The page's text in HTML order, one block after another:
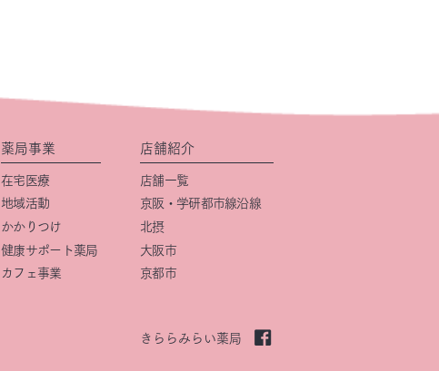
薬局事業
在宅医療
地域活動
かかりつけ
健康サポート薬局
カフェ事業
店舗紹介
店舗一覧
京阪・学研都市線沿線
北摂
大阪市
京都市
きららみらい薬局